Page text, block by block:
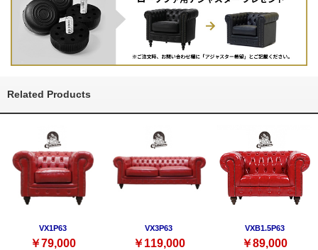
Related Products
VX1P63
￥79,000
VX3P63
￥119,000
VXB1.5P63
￥89,000